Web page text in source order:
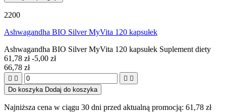
2200
Ashwagandha BIO Silver MyVita 120 kapsułek
Ashwagandha BIO Silver MyVita 120 kapsułek Suplement diety
61,78 zł-5,00 zł
66,78 zł
   
Do koszyka Dodaj do koszyka
Najniższa cena w ciągu 30 dni przed aktualną promocją: 61,78 zł